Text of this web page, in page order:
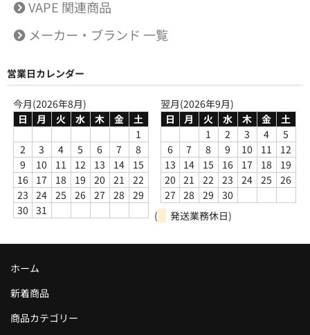
VAPE 関連商品
メーカー・ブランド 一覧
営業日カレンダー
今月(2026年8月)
日
月 火 水 木 金
土
1
2
3 4 5 6 7
8
9
10 11 12 13 14
15
16
17 18 19 20 21
22
23
24 25 26 27 28
29
30
31
翌月(2026年9月)
日
月 火 水 木 金
土
1
2 3 4
5
6
7 8 9 10 11
12
13
14 15 16 17 18
19
20
21 22 23 24 25
26
27
28 29
30
(
発送業務休日)
ホーム
新着商品
商品カテゴリー